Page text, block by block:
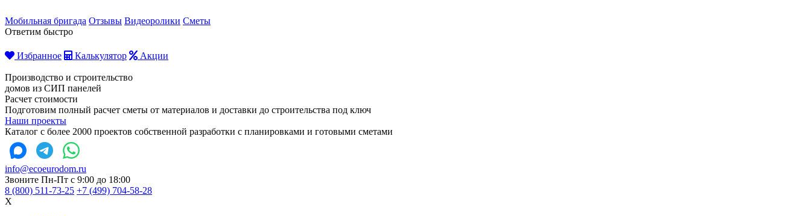
Мобильная бригада Отзывы Видеоролики Сметы
Ответим быстро
Избранное Калькулятор Акции
Производство и строительство
домов из СИП панелей
Расчет стоимости
Подготовим полный расчет сметы от материалов и доставки до строительства под ключ
Наши проекты
Каталог с более 2000 проектов собственной разработки с планировками и готовыми сметами
info@ecoeurodom.ru
Звоните Пн-Пт с 9:00 до 18:00
8 (800) 511-73-25 +7 (499) 704-58-28
X